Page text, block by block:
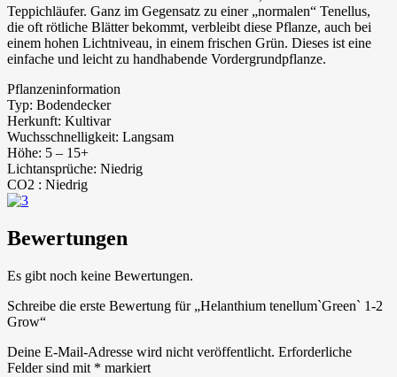
Teppichläufer. Ganz im Gegensatz zu einer „normalen“ Tenellus,
die oft rötliche Blätter bekommt, verbleibt diese Pflanze, auch bei
einem hohen Lichtniveau, in einem frischen Grün. Dieses ist eine
einfache und leicht zu handhabende Vordergrundpflanze.
Pflanzeninformation
Typ: Bodendecker
Herkunft: Kultivar
Wuchsschnelligkeit: Langsam
Höhe: 5 – 15+
Lichtansprüche: Niedrig
CO2 : Niedrig
Bewertungen
Es gibt noch keine Bewertungen.
Schreibe die erste Bewertung für „Helanthium tenellum`Green` 1-2
Grow“
Deine E-Mail-Adresse wird nicht veröffentlicht. Erforderliche
Felder sind mit * markiert